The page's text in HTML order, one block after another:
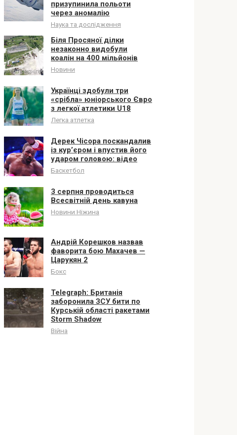
призупинила польоти
через аномалію
Наука та дослідження
Біля Просяної ділки
незаконно видобули
коалін на 400 мільйонів
Новини
Українці здобули три
«срібла» юніорського Євро
з легкої атлетики U18
Легка атлетка
Дерек Чісора поскандалив
із кур’єром і впустив його
ударом головою: відео
Баскетбол
3 серпня проводиться
Всесвітній день кавуна
Новини Ніжина
Андрій Корешков назвав
фаворита бою Махачев —
Царукян 2
Бокс
Telegraph: Британія
заборонила ЗСУ бити по
Курській області ракетами
Storm Shadow
Війна